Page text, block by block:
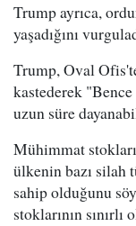
Trump ayrıca,
yaşadığını
Trump, Oval
kastederek
uzun süre
Mühimmat
ülkenin bazı silah
sahip olduğunu
stoklarının